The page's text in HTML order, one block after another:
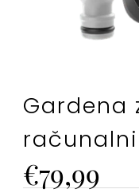
Gardena
Cena
€79,99